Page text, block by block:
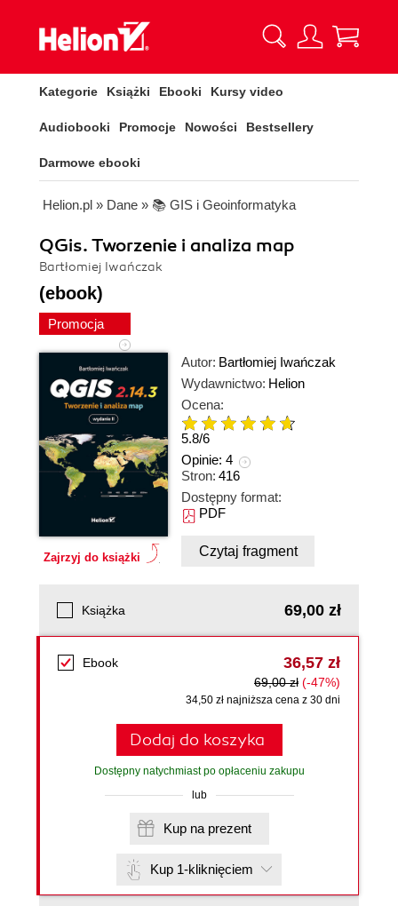
Kategorie Książki Ebooki Kursy video
Audiobooki Promocje Nowości Bestsellery
Darmowe ebooki
Helion.pl » Dane » 📚 GIS i Geoinformatyka
QGis. Tworzenie i analiza map
Bartłomiej Iwańczak
(ebook)
Promocja
Zajrzyj do książki
Autor: Bartłomiej Iwańczak
Wydawnictwo: Helion
Ocena:
5.8/6
Opinie: 4
Stron: 416
Dostępny format:
PDF
Czytaj fragment
Książka 69,00 zł
Ebook 36,57 zł
69,00 zł (-47%)
34,50 zł najniższa cena z 30 dni
Dodaj do koszyka
Dostępny natychmiast po opłaceniu zakupu
lub
Kup na prezent
Kup 1-kliknięciem